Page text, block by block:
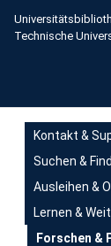
Direkt zum Inhalt
Technische
Main
Kontakt &
Suchen &
Ausleihen &
Lernen &
Forschen &